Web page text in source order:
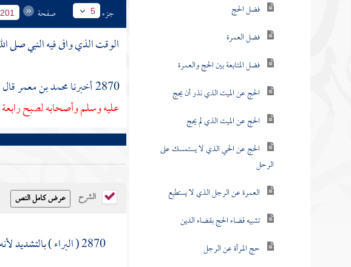
فضل الحج
فضل العمرة
فضل المتابعة بين الحج والعمرة
الحج عن الميت الذي نذر أن يحج
الحج عن الميت الذي لم يحج
الحج عن الحي الذي لا يستمسك على
الرحل
العمرة عن الرجل الذي لا يستطيع
تشبيه قضاء الحج بقضاء الدين
حج المرأة عن الرجل
جزء 5 صفحة 201
الوقت الذي وافى فيه النبي صلى
2870 أخبرنا
محمد بن معمر
عليه وسلم وأصحابه لصبح
الشرح
2870 ( البراء) بالتشديد